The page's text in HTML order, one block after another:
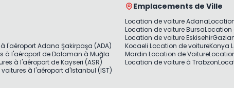
l'aéroport Adana Şakirpaşa (ADA)
à l'aéroport de Dalaman à Muğla
à l'aéroport de Kayseri (ASR)
à l'aéroport d'Istanbul (IST)
Emplacements de Ville
Location de voiture Adana
Location de voiture BursaLocation
Location de voiture Eskisehir
Kocaeli Location de voitureKonya
Mardin Location de Voiture
Location de voiture à Trabzon